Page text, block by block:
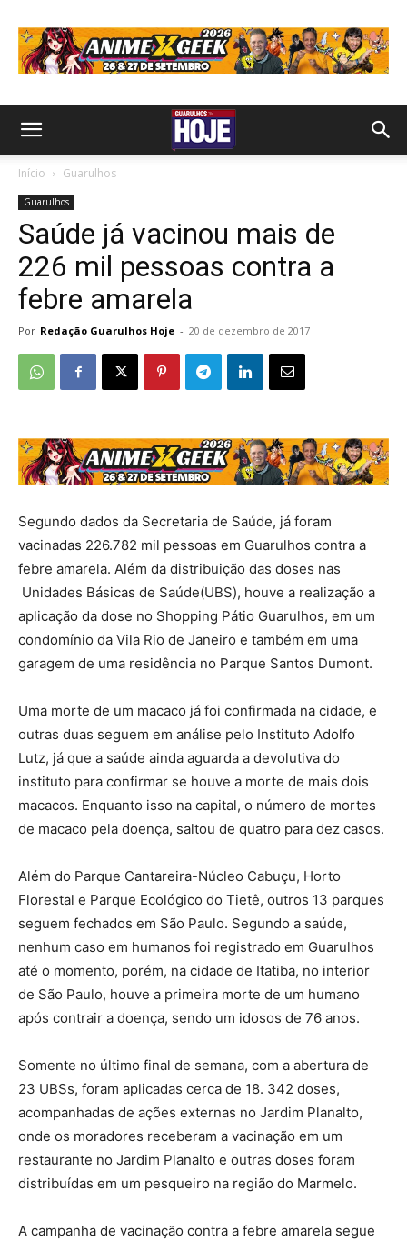
Início Guarulhos
Guarulhos
Saúde já vacinou mais de
226 mil pessoas contra a
febre amarela
Por Redação Guarulhos Hoje - 20 de dezembro de 2017
Segundo dados da Secretaria de Saúde, já foram
vacinadas 226.782 mil pessoas em Guarulhos contra a
febre amarela. Além da distribuição das doses nas
Unidades Básicas de Saúde(UBS), houve a realização a
aplicação da dose no Shopping Pátio Guarulhos, em um
condomínio da Vila Rio de Janeiro e também em uma
garagem de uma residência no Parque Santos Dumont.
Uma morte de um macaco já foi confirmada na cidade, e
outras duas seguem em análise pelo Instituto Adolfo
Lutz, já que a saúde ainda aguarda a devolutiva do
instituto para confirmar se houve a morte de mais dois
macacos. Enquanto isso na capital, o número de mortes
de macaco pela doença, saltou de quatro para dez casos.
Além do Parque Cantareira-Núcleo Cabuçu, Horto
Florestal e Parque Ecológico do Tietê, outros 13 parques
seguem fechados em São Paulo. Segundo a saúde,
nenhum caso em humanos foi registrado em Guarulhos
até o momento, porém, na cidade de Itatiba, no interior
de São Paulo, houve a primeira morte de um humano
após contrair a doença, sendo um idosos de 76 anos.
Somente no último final de semana, com a abertura de
23 UBSs, foram aplicadas cerca de 18. 342 doses,
acompanhadas de ações externas no Jardim Planalto,
onde os moradores receberam a vacinação em um
restaurante no Jardim Planalto e outras doses foram
distribuídas em um pesqueiro na região do Marmelo.
A campanha de vacinação contra a febre amarela segue